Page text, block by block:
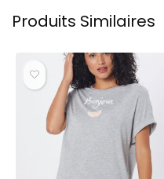
Produits Similaires